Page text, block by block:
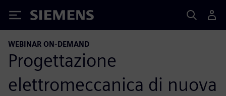
Siemens
WEBINAR ON-DEMAND
Progettazione
elettromeccanica di nuova